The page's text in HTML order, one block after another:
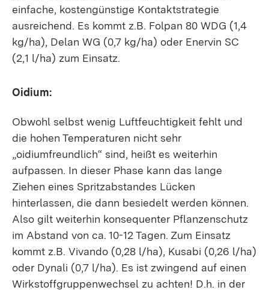
einfache, kostengünstige Kontaktstrategie
ausreichend. Es kommt z.B. Folpan 80 WDG (1,4
kg/ha), Delan WG (0,7 kg/ha) oder Enervin SC
(2,1 l/ha) zum Einsatz.
Oidium:
Obwohl selbst wenig Luftfeuchtigkeit fehlt und
die hohen Temperaturen nicht sehr
„oidiumfreundlich“ sind, heißt es weiterhin
aufpassen. In dieser Phase kann das lange
Ziehen eines Spritzabstandes Lücken
hinterlassen, die dann besiedelt werden können.
Also gilt weiterhin konsequenter Pflanzenschutz
im Abstand von ca. 10-12 Tagen. Zum Einsatz
kommt z.B. Vivando (0,28 l/ha), Kusabi (0,26 l/ha)
oder Dynali (0,7 l/ha). Es ist zwingend auf einen
Wirkstoffgruppenwechsel zu achten! D.h. in der